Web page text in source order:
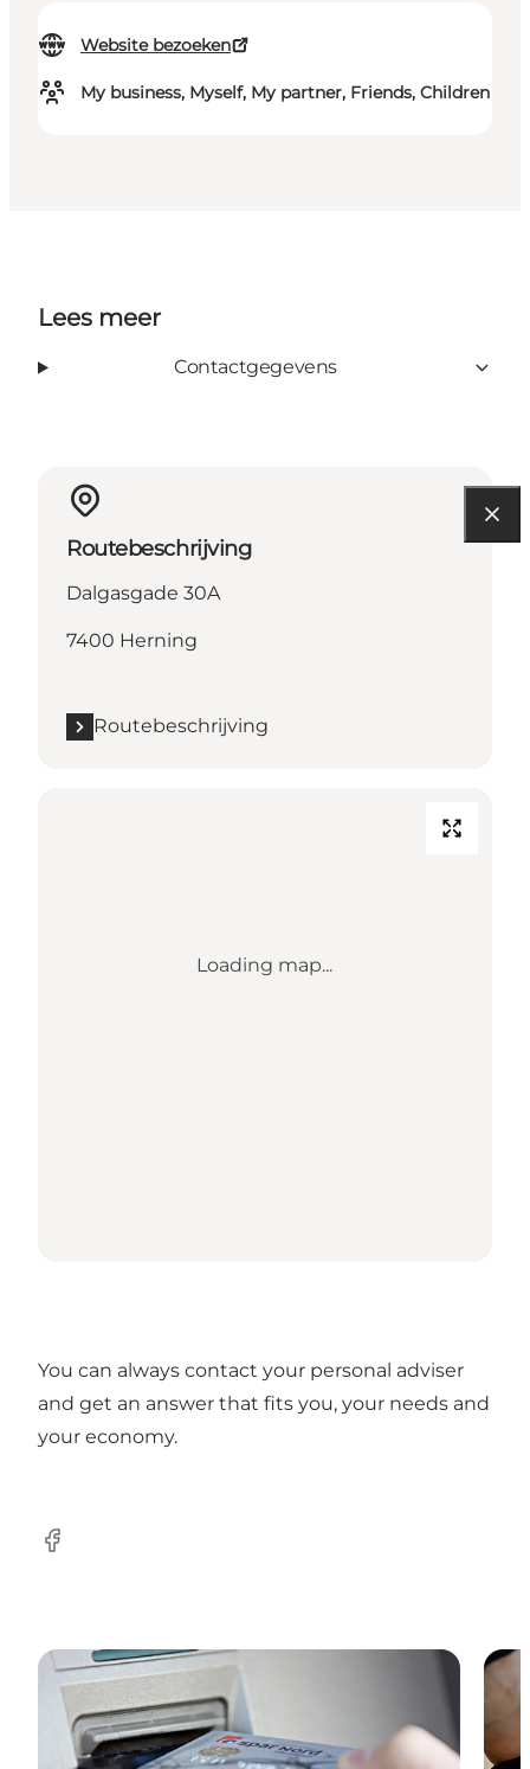
Website bezoeken
My business, Myself, My partner, Friends, Children
Lees meer
Contactgegevens
Routebeschrijving
Dalgasgade 30A
7400 Herning
Routebeschrijving
Loading map...
You can always contact your personal adviser
and get an answer that fits you, your needs and
your economy.
Facebook